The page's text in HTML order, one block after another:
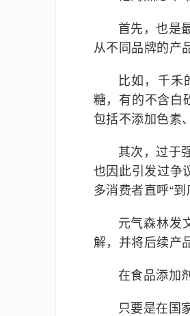
首先，也是
从不同品牌的产
比如，千禾
糖，有的不含白
包括不添加色素
其次，过于
也因此引发过争
多消费者直呼“到
元气森林发
解，并将后续产
在食品添加
只要是在国